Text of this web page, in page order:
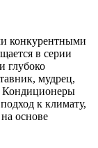
конкурентными
в серии
глубоко
мудрец,
Кондиционеры
к климату,
основе